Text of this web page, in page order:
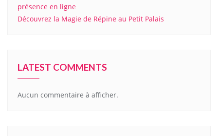
présence en ligne
Découvrez la Magie de Répine au Petit Palais
LATEST COMMENTS
Aucun commentaire à afficher.